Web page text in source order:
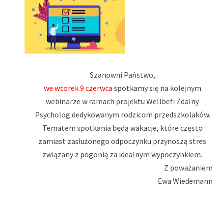
Szanowni Państwo,
we wtorek 9 czerwca spotkamy się na kolejnym
webinarze w ramach projektu Wellbefi Zdalny
Psycholog dedykowanym rodzicom przedszkolaków.
Tematem spotkania będą wakacje, które często
zamiast zasłużonego odpoczynku przynoszą stres
związany z pogonią za idealnym wypoczynkiem.
Z poważaniem
Ewa Wiedemann